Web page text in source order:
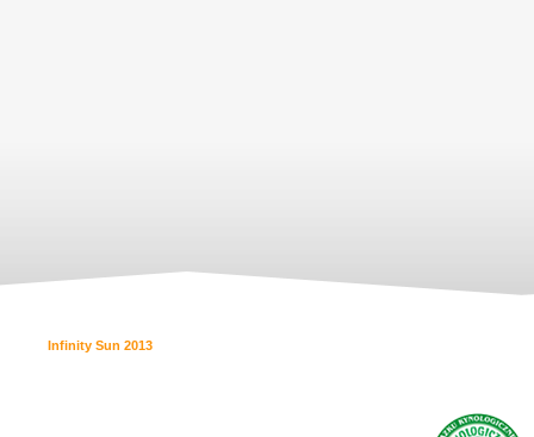
Infinity Sun 2013